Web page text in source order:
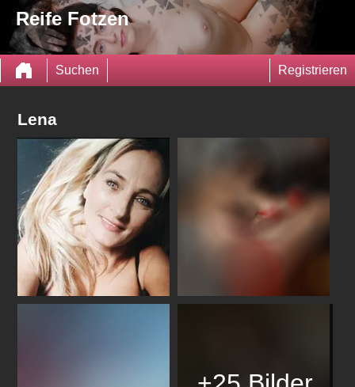
Reife Fotzen
Suchen Registrieren
Lena